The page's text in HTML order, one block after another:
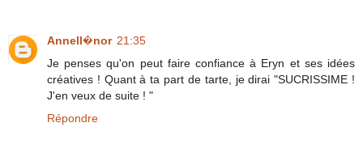
Annell�nor 21:35
Je penses qu'on peut faire confiance à Eryn et ses idées
créatives ! Quant à ta part de tarte, je dirai "SUCRISSIME !
J'en veux de suite ! "
Répondre